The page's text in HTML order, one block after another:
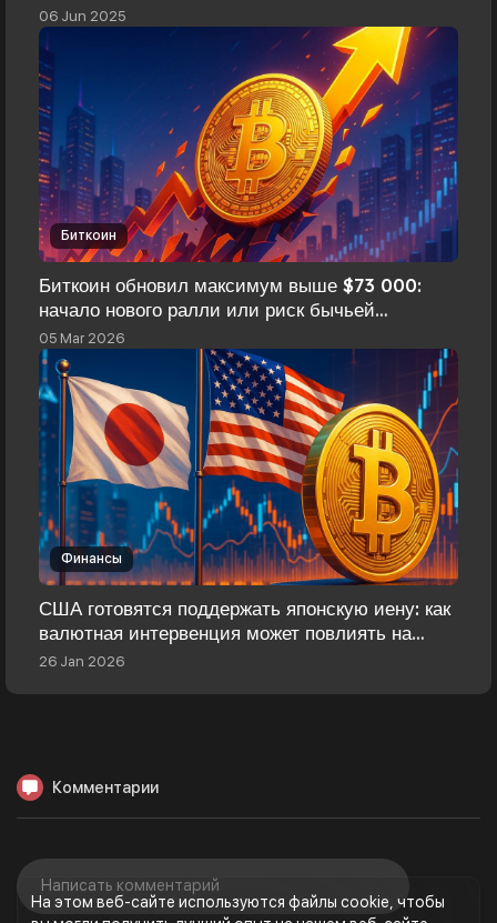
На этом веб-сайте используются файлы cookie, чтобы
06 Jun 2025
Биткоин
Биткоин обновил максимум выше $73 000:
начало нового ралли или риск бычьей
ловушки?
05 Mar 2026
Финансы
США готовятся поддержать японскую иену: как
валютная интервенция может повлиять на
биткоин
26 Jan 2026
Комментарии